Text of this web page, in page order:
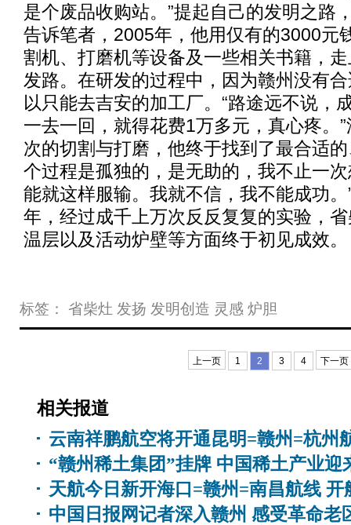
是个废品收购站。”提起自己的发明之路
告诉笔者，2005年，他用仅有的3000元
割机、打磨机等设备及一些相关书籍，
发路。在研发的过程中，因为赣州没有
以只能去吉安的加工厂。“路途远不说，
一去一回，就得花费1万多元，真心疼。
次的切割与打磨，他终于找到了最合适
个过程是孤独的，是无助的，我不止一
能就这样服输。我就不信，我不能成功
年，经过成千上万次反反复复的实验，
温层以及活动炉壁等方面终于初见成效。
标签： 省柴灶 发扬 发明创造 灵感 炉胆
上一页 1 2 3 4 下一页
相关报道
云南祥鹏航空将开通昆明=赣州=杭州
“赣州稀土集团”挂牌 中国稀土产业迎
天航今日新开海口=赣州=南昌航线 开
中国日报网记者深入赣州 感受革命老